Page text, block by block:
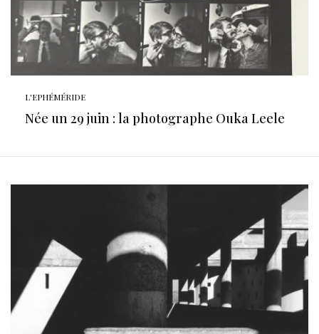
L'EPHÉMÉRIDE
Née un 29 juin : la photographe Ouka Leele